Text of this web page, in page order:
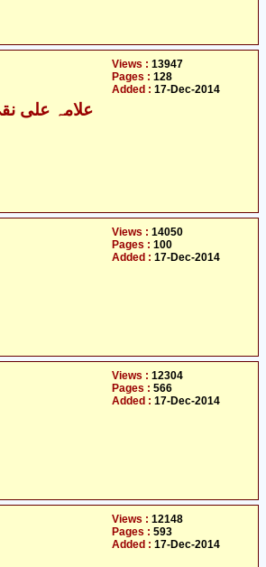
Views : 13947
Pages : 128
Added : 17-Dec-2014
Views : 14050
Pages : 100
Added : 17-Dec-2014
Views : 12304
Pages : 566
Added : 17-Dec-2014
Views : 12148
Pages : 593
Added : 17-Dec-2014